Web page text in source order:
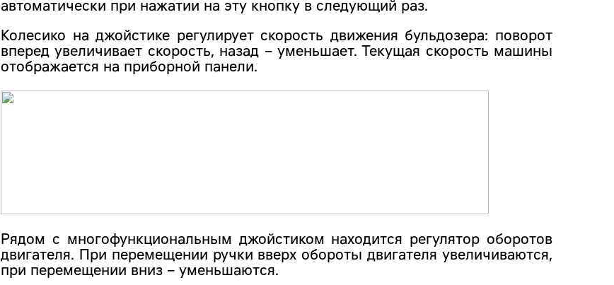
автоматически при нажатии на эту кнопку в следующий раз.
Колесико на джойстике регулирует скорость движения бульдозера: поворот
вперед увеличивает скорость, назад – уменьшает. Текущая скорость машины
отображается на приборной панели.
Рядом с многофункциональным джойстиком находится регулятор оборотов
двигателя. При перемещении ручки вверх обороты двигателя увеличиваются,
при перемещении вниз – уменьшаются.